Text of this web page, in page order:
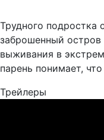
Трудного подростка
заброшенный
выживания в
парень понимает,
Трейлеры